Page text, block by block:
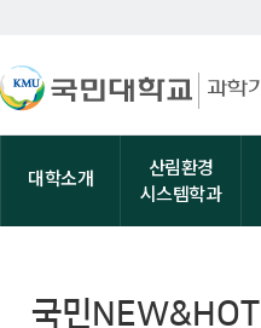
대학소개
산림환경
시스템학과
국민NEW&HOT